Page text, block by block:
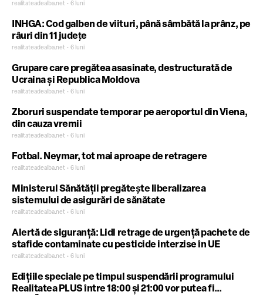
realitateadealba.net • 6 luni
INHGA: Cod galben de viituri, până sâmbătă la prânz, pe
râuri din 11 judeţe
realitateadealba.net • 6 luni
Grupare care pregătea asasinate, destructurată de
Ucraina și Republica Moldova
realitateadealba.net • 6 luni
Zboruri suspendate temporar pe aeroportul din Viena,
din cauza vremii
realitateadealba.net • 6 luni
Fotbal. Neymar, tot mai aproape de retragere
realitateadealba.net • 6 luni
Ministerul Sănătății pregăteşte liberalizarea
sistemului de asigurări de sănătate
realitateadealba.net • 6 luni
Alertă de siguranță: Lidl retrage de urgență pachete de
stafide contaminate cu pesticide interzise în UE
realitateadealba.net • 6 luni
Edițiile speciale pe timpul suspendării programului
Realitatea PLUS între 18:00 și 21:00 vor putea fi